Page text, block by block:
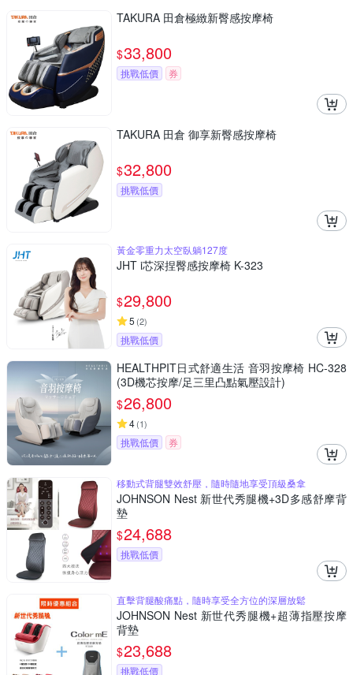
TAKURA 田倉極緻新臀感按摩椅
$33,800
挑戰低價 券
TAKURA 田倉 御享新臀感按摩椅
$32,800
挑戰低價
黃金零重力太空臥躺127度
JHT i芯深捏臀感按摩椅 K-323
$29,800
5 (2)
挑戰低價
HEALTHPIT日式舒適生活 音羽按摩椅 HC-328
(3D機芯按摩/足三里凸點氣壓設計)
$26,800
4(1)
挑戰低價 券
移動式背腿雙效舒壓，隨時隨地享受頂級桑拿
JOHNSON Nest 新世代秀腿機+3D多感舒摩背
墊
$24,688
挑戰低價
直擊背腿酸痛點，隨時享受全方位的深層放鬆
JOHNSON Nest 新世代秀腿機+超薄指壓按摩
背墊
$23,688
挑戰低價